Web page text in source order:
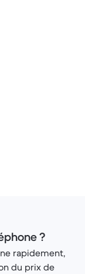
?
rapidement,
du prix de